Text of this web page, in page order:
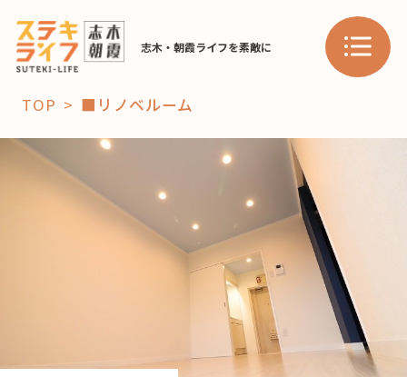
志木・朝霞ライフを素敵に
「コト」
子育て
暮らし
おすすめ
スポット 学び・教育
TOP ■リノベルーム